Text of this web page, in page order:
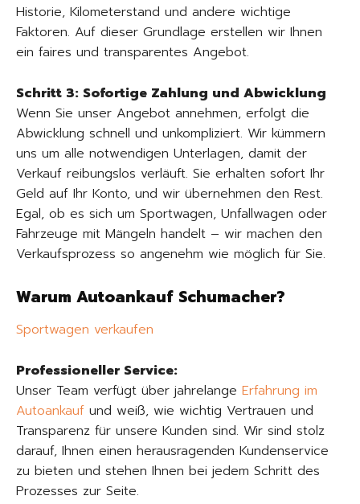
Historie, Kilometerstand und andere wichtige
Faktoren. Auf dieser Grundlage erstellen wir Ihnen
ein faires und transparentes Angebot.
Schritt 3: Sofortige Zahlung und Abwicklung
Wenn Sie unser Angebot annehmen, erfolgt die
Abwicklung schnell und unkompliziert. Wir kümmern
uns um alle notwendigen Unterlagen, damit der
Verkauf reibungslos verläuft. Sie erhalten sofort Ihr
Geld auf Ihr Konto, und wir übernehmen den Rest.
Egal, ob es sich um Sportwagen, Unfallwagen oder
Fahrzeuge mit Mängeln handelt – wir machen den
Verkaufsprozess so angenehm wie möglich für Sie.
Warum Autoankauf Schumacher?
Sportwagen verkaufen
Professioneller Service:
Unser Team verfügt über jahrelange Erfahrung im
Autoankauf und weiß, wie wichtig Vertrauen und
Transparenz für unsere Kunden sind. Wir sind stolz
darauf, Ihnen einen herausragenden Kundenservice
zu bieten und stehen Ihnen bei jedem Schritt des
Prozesses zur Seite.